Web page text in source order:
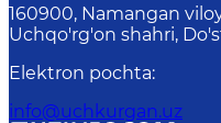
160900, Namangan
Uchqo'rg'on shahri,
Elektron pochta:
info@uchkurgan.uz